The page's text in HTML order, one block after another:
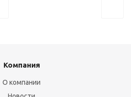
Компания
О компании